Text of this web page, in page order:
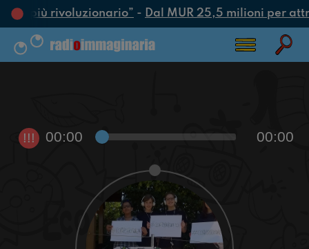
più rivoluzionario”- Dal MUR 25,5 milioni per
!!! 00:00 00:00